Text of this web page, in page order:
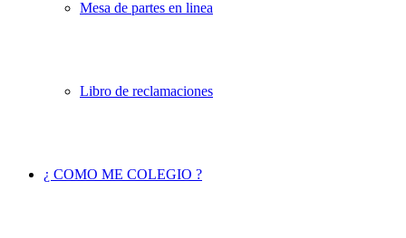
Mesa de partes en linea
Libro de reclamaciones
¿ COMO ME COLEGIO ?